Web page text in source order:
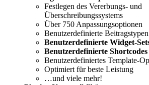
Festlegen des Vererbungs- und
Überschreibungssystems
Über 750 Anpassungsoptionen
Benutzerdefinierte Beitragstypen
Benutzerdefinierte Widget-
Benutzerdefinierte Shortcodes
Benutzerdefiniertes Template-
Optimiert für beste Leistung
…und viele mehr!